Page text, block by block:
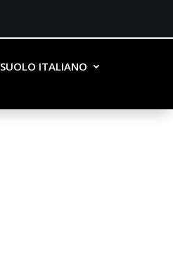
SUOLO ITALIANO